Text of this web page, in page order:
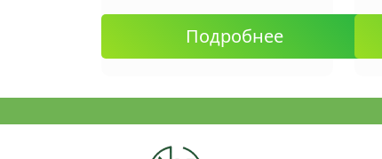
Подробнее